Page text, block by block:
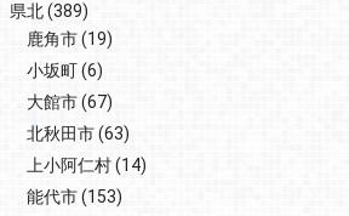
県北(389)
鹿角市(19)
小坂町(6)
大館市(67)
北秋田市(63)
上小阿仁村(14)
能代市(153)